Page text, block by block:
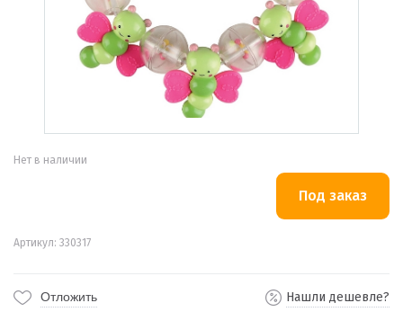
Нет в наличии
Артикул: 330317
Отложить Нашли дешевле?